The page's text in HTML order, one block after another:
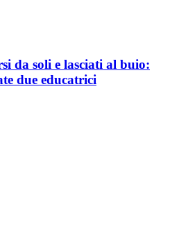
da soli e lasciati al buio:
due educatrici